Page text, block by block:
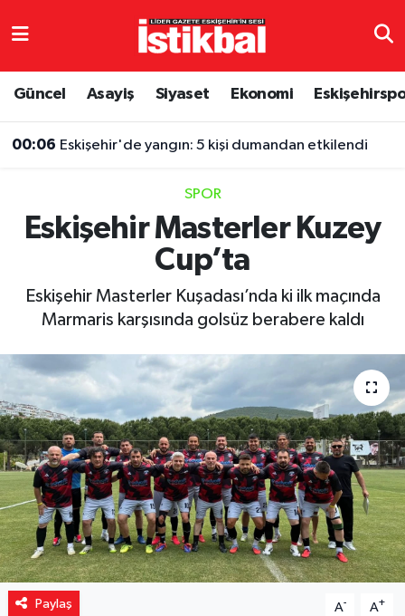
Güncel Asayiş Siyaset Ekonomi
00:06 Eskişehir'de yangın: 5 kişi dumandan etkilendi
SPOR
Eskişehir Masterler Kuzey
Cup’ta
Eskişehir Masterler Kuşadası’nda ki ilk maçında
Marmaris karşısında golsüz berabere kaldı
Paylaş A- A+
Eskişehirspor
Eğitim
Sağlık
Yaşam
Resmi ilanlar
Eskişehir Nöbetçi Eczaneler
TFF 3.Lig 4.Grup Puan Durumu ve Fikstür
Tüm Manşetler
Haber Arşivi